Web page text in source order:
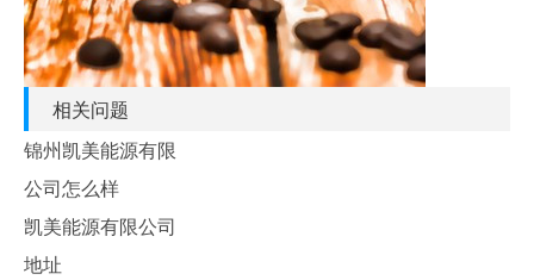
相关问题
锦州凯美能源有限
公司怎么样
凯美能源有限公司
地址